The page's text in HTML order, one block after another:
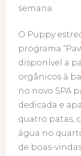
semana.
O Puppy
programa
disponível a
orgânicos à
no novo SPA
dedicada e
quatro patas,
água no
de boas-